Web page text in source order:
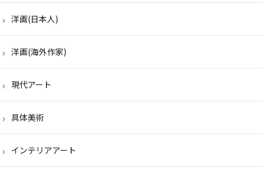
洋画(日本人)
洋画(海外作家)
現代アート
具体美術
インテリアアート